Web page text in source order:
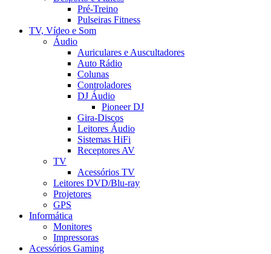
Pré-Treino
Pulseiras Fitness
TV, Vídeo e Som
Áudio
Auriculares e Auscultadores
Auto Rádio
Colunas
Controladores
DJ Áudio
Pioneer DJ
Gira-Discos
Leitores Áudio
Sistemas HiFi
Receptores AV
TV
Acessórios TV
Leitores DVD/Blu-ray
Projetores
GPS
Informática
Monitores
Impressoras
Acessórios Gaming